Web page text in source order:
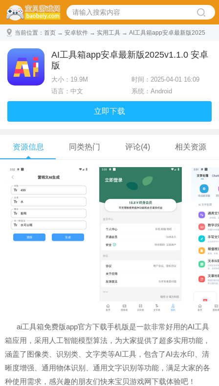
当前位置： 首页 → 安卓软件 → 实用工具 → AI工具箱app安卓最新版2025
AI工具箱app安卓最新版2025v1.1.0 安卓
版
大小： 19.9M
时间：2025-04-01 16:09
语言：中文
系统：Android
立即下载
资源信息 同类热门 评论(4) 相关资源
ai工具箱免费版app官方下载手机版是一款非常好用的AI工具
箱应用，采用人工智能模型算法，为大家提供了超多实用功能，
涵盖了图像类、识别类、文字类等AI工具，包含了AI去水印、清
晰度增强、通用物体识别、通用文字识别等功能，满足大家的各
种使用需求，感兴趣的朋友们快来宝贝游戏网下载体验吧！